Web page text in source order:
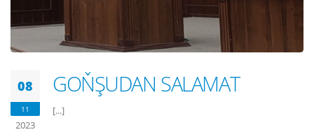
08
11
2023
GOŇŞUDAN SALAMAT
[...]